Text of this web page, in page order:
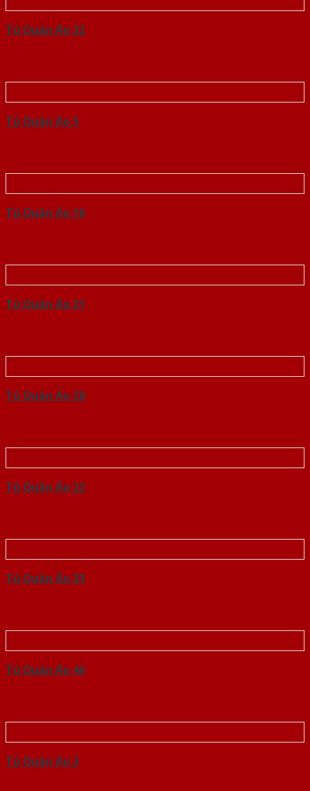
Tủ Quần Áo 32
Tủ Quần Áo 5
Tủ Quần Áo 16
Tủ Quần Áo 21
Tủ Quần Áo 28
Tủ Quần Áo 22
Tủ Quần Áo 33
Tủ Quần Áo 46
Tủ Quần Áo 3